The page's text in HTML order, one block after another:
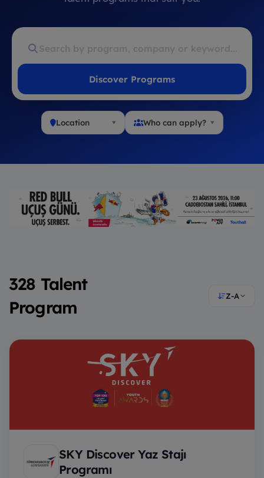
Discover Programs
Location Who can apply?
328 Talent
Program
Z-A
SKY Discover Yaz Stajı
Programı